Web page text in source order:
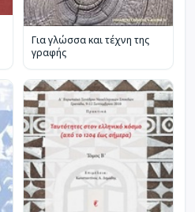
Για γλώσσα και τέχνη της
γραφής